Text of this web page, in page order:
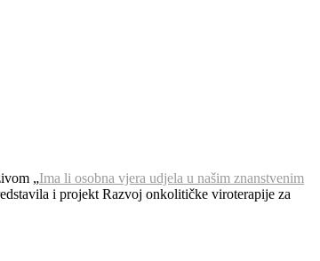
„Ima li osobna vjera udjela u našim znanstvenim
i projekt Razvoj onkolitičke viroterapije za